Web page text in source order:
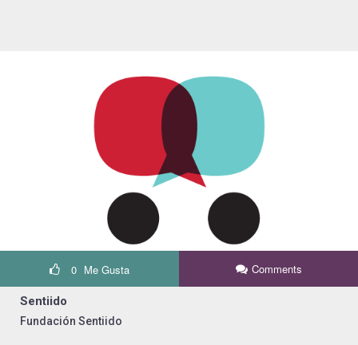
0 Me Gusta Comments
Sentiido
Fundación Sentiido